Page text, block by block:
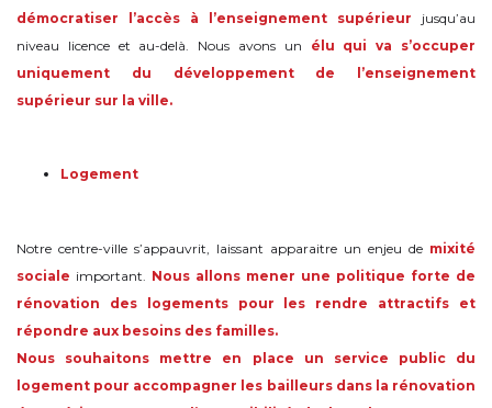
démocratiser l’accès à l’enseignement supérieur jusqu’au
niveau licence et au-delà. Nous avons un élu qui va s’occuper
uniquement du développement de l’enseignement
supérieur sur la ville.
Logement
Notre centre-ville s’appauvrit, laissant apparaitre un enjeu de mixité
sociale important. Nous allons mener une politique forte de
rénovation des logements pour les rendre attractifs et
répondre aux besoins des familles.
Nous souhaitons mettre en place un service public du
logement pour accompagner les bailleurs dans la rénovation